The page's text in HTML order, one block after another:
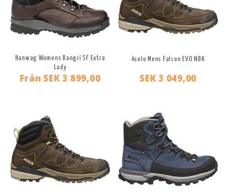
Hanwag Womens Bangri SF Extra
Lady
Från SEK 3 899,00
Asolo Mens Falcon EVO NBK
SEK 3 049,00